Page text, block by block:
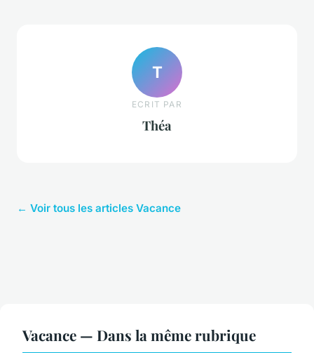
T
ECRIT PAR
Théa
← Voir tous les articles Vacance
Vacance — Dans la même rubrique